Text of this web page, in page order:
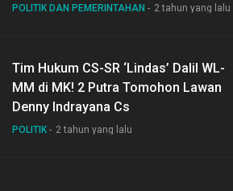
POLITIK DAN PEMERINTAHAN 2 tahun yang lalu
Tim Hukum CS-SR ‘Lindas’ Dalil WL-
MM di MK! 2 Putra Tomohon Lawan
Denny Indrayana Cs
POLITIK 2 tahun yang lalu